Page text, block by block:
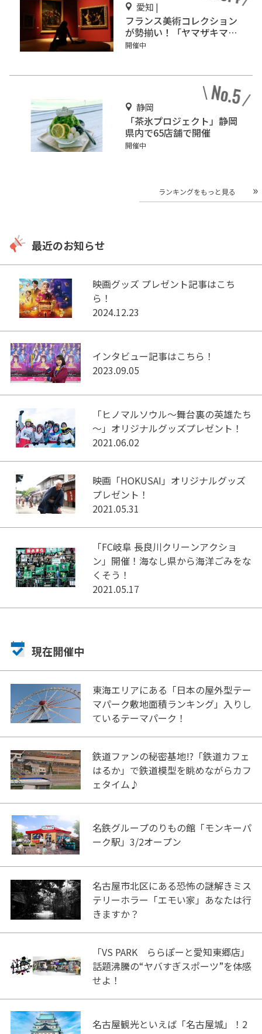
愛知 |
フランス美術コレクション
が勢揃い！「ヤマザキマザ
ック美術館」
開催中
静岡
「茶氷プロジェクト」静岡
県内で65店舗で開催
開催中
ランキングをもっと見る
最近のお知らせ
映画グッズ プレゼント記事はこち
ら！
2024.12.23
インタビュー記事はこちら！
2023.09.05
「ヒノマルソウル～舞台裏の英雄たち
～」オリジナルグッズプレゼント！
2021.06.02
映画「HOKUSAI」オリジナルグッズ
プレゼント！
2021.05.31
「FC岐阜 長良川クリーンアクショ
ン」開催！海なし県から海洋ごみをな
くそう！
2021.05.17
現在開催中
東海エリアにある「日本の屋外型テー
マパーク敷地面積ランキング」入りし
ているテーマパーク！
鉄道ファンの秘密基地!?「鉄道カフェ
はるか」で鉄道模型を眺めながらカフ
ェタイム♪
名鉄グループのりもの館「モンキーパ
ーク駅」3/2オープン
名古屋市北区にある恐怖の謎解きミス
テリーホラー「エモい家」あなたは行
きますか？
「VS PARK ららぽーと愛知東郷店」
話題沸騰の“ヤバすぎスポーツ”を体感
せよ！
名古屋観光といえば「名古屋城」！2